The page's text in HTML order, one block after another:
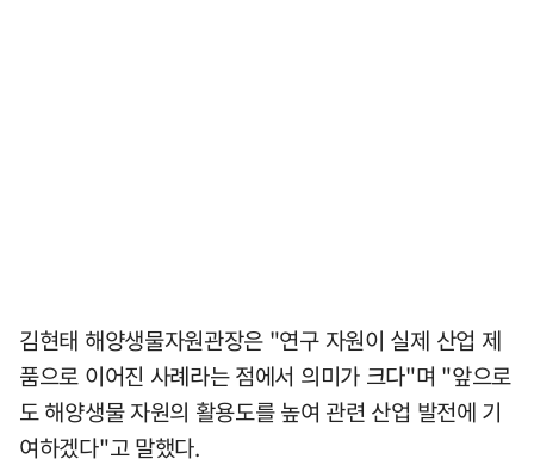
김현태 해양생물자원관장은 "연구 자원이 실제 산업 제
품으로 이어진 사례라는 점에서 의미가 크다"며 "앞으로
도 해양생물 자원의 활용도를 높여 관련 산업 발전에 기
여하겠다"고 말했다.